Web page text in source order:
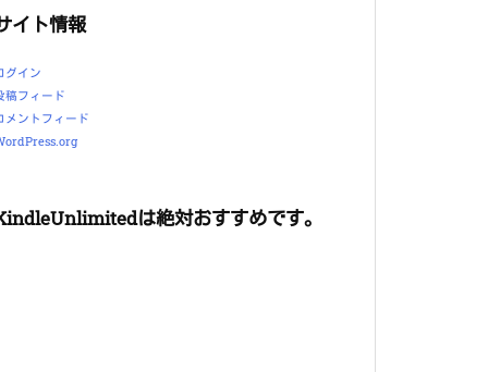
イト情報
グイン
稿フィード
メントフィード
は絶対おすすめです。